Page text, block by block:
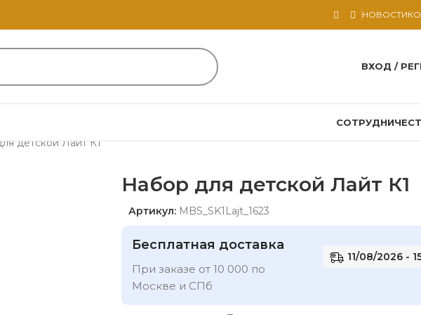
НОВОСТИ
ВХОД /
детской Лайт К1
Набор для детской Лайт К1
Артикул: MBS_SK1Lajt_1623
Бесплатная доставка
При заказе от 10 000 по
Москве и СПб
11/08/2026 -